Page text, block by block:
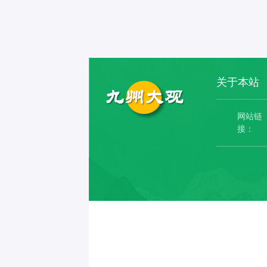
关于本站
网站链
接：